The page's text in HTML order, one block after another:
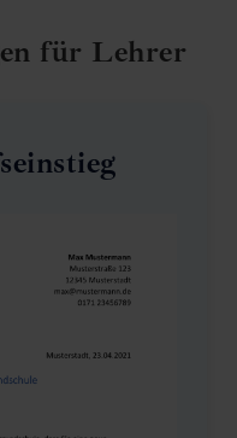
für Lehrer